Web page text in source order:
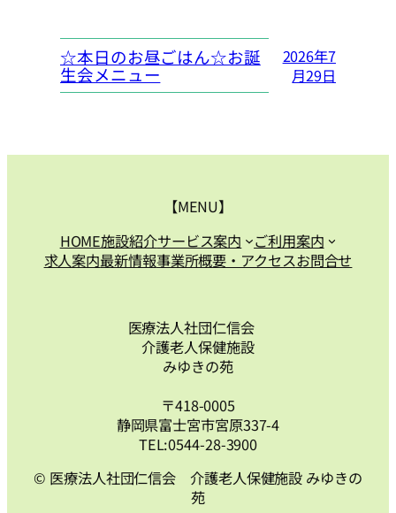
☆本日のお昼ごはん☆お誕
生会メニュー
2026年7
月29日
【MENU】
HOME施設紹介サービス案内
ご利用案内
求人案内最新情報事業所概要・アクセスお問合せ
医療法人社団仁信会
介護老人保健施設
みゆきの苑
〒418-0005
静岡県富士宮市宮原337-4
TEL:0544-28-3900
© 医療法人社団仁信会 介護老人保健施設 みゆきの
苑